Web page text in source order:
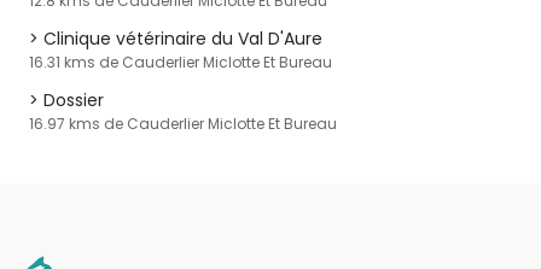
Clinique vétérinaire du Val D'Aure
16.31 kms de Cauderlier Miclotte Et Bureau
Dossier
16.97 kms de Cauderlier Miclotte Et Bureau